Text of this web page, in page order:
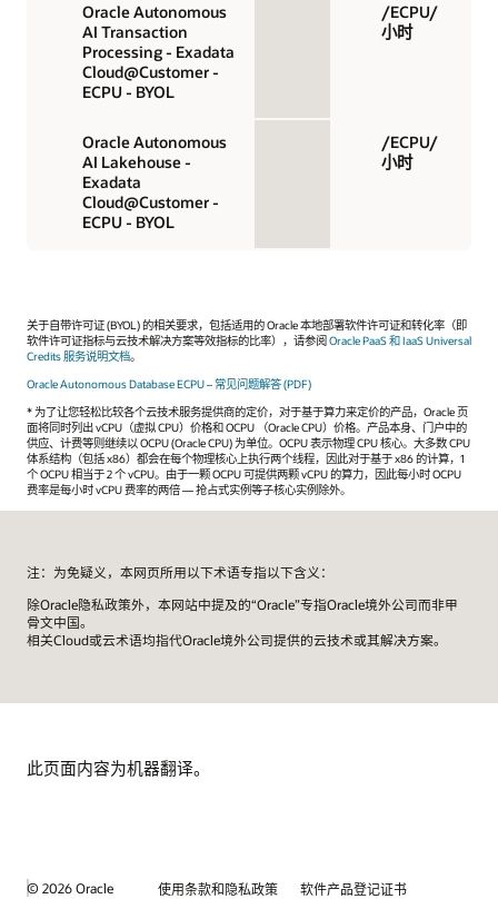
Oracle Autonomous
AI Transaction
Processing - Exadata
Cloud@Customer -
ECPU - BYOL
/ECPU/
小时
Oracle Autonomous
AI Lakehouse -
Exadata
Cloud@Customer -
ECPU - BYOL
/ECPU/
小时
关于自带许可证 (BYOL) 的相关要求，包括适用的 Oracle 本地部署软件许可证和转化率（即
软件许可证指标与云技术解决方案等效指标的比率），请参阅Oracle PaaS 和 IaaS Universal
Credits 服务说明文档。
Oracle Autonomous Database ECPU – 常见问题解答 (PDF)
* 为了让您轻松比较各个云技术服务提供商的定价，对于基于算力来定价的产品，Oracle 页
面将同时列出 vCPU（虚拟 CPU）价格和 OCPU （Oracle CPU）价格。产品本身、门户中的
供应、计费等则继续以 OCPU (Oracle CPU) 为单位。OCPU 表示物理 CPU 核心。大多数 CPU
体系结构（包括 x86）都会在每个物理核心上执行两个线程，因此对于基于 x86 的计算，1
个 OCPU 相当于 2 个 vCPU。由于一颗 OCPU 可提供两颗 vCPU 的算力，因此每小时 OCPU
费率是每小时 vCPU 费率的两倍 — 抢占式实例等子核心实例除外。
注：为免疑义，本网页所用以下术语专指以下含义：
除Oracle隐私政策外，本网站中提及的“Oracle”专指Oracle境外公司而非甲
骨文中国。
相关Cloud或云术语均指代Oracle境外公司提供的云技术或其解决方案。
此页面内容为机器翻译。
© 2026 Oracle 使用条款和隐私政策 软件产品登记证书